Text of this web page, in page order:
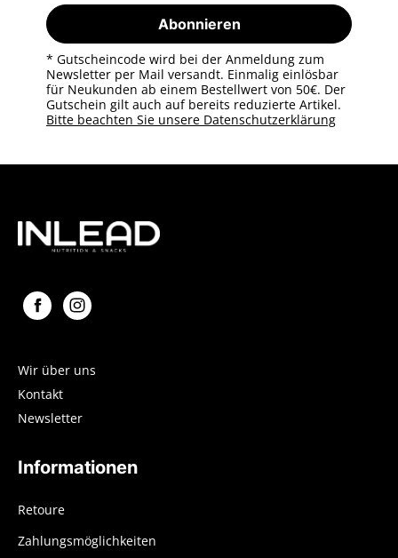
Abonnieren
* Gutscheincode wird bei der Anmeldung zum
Newsletter per Mail versandt. Einmalig einlösbar
für Neukunden ab einem Bestellwert von 50€. Der
Gutschein gilt auch auf bereits reduzierte Artikel.
Bitte beachten Sie unsere Datenschutzerklärung
Wir über uns
Kontakt
Newsletter
Informationen
Retoure
Zahlungsmöglichkeiten